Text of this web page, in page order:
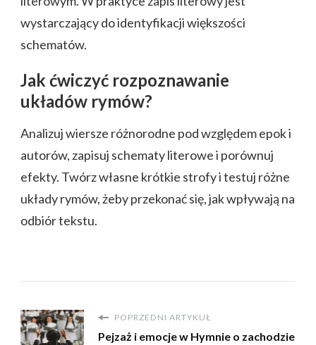
wystarczający do identyfikacji większości
schematów.
Jak ćwiczyć rozpoznawanie
układów rymów?
Analizuj wiersze różnorodne pod względem epok i
autorów, zapisuj schematy literowe i porównuj
efekty. Twórz własne krótkie strofy i testuj różne
układy rymów, żeby przekonać się, jak wpływają na
odbiór tekstu.
POPRZEDNI ARTYKUŁ
Pejzaż i emocje w Hymnie o zachodzie